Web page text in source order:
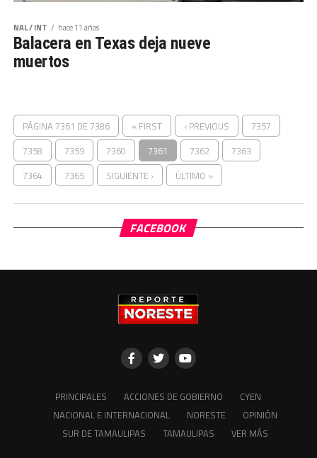
NAL / INT hace 11 años
Balacera en Texas deja nueve
muertos
PÁGINA 7361 DE 7386 « FIRST ‹ PREVIOUS
7357
7358
7359 7360 7361 7362
7363
7364
7365 SIGUIENTE › ÚLTIMO »
FACEBOOK
PRINCIPALES ACCIONES DE GOBIERNO
CYEN
NACIONAL E INTERNACIONAL
NORESTE
OPINIÓN
SUR DE TAMAULIPAS
TAMAULIPAS VER MÁS